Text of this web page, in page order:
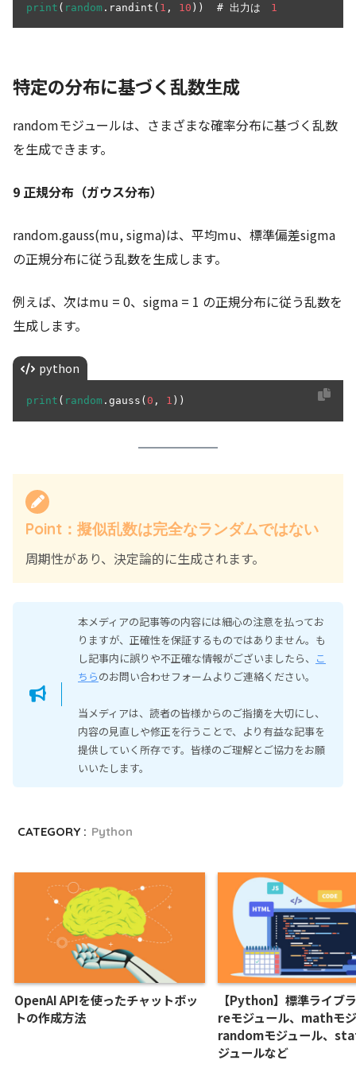
print ( random .randint( 1 , 10 ))  # 出力は 1
特定の分布に基づく乱数生成
randomモジュールは、さまざまな確率分布に基づく乱数
を生成できます。
9 正規分布（ガウス分布）
random.gauss(mu, sigma)は、平均mu、標準偏差sigma
の正規分布に従う乱数を生成します。
例えば、次はmu = 0、sigma = 1 の正規分布に従う乱数を
生成します。
python
print ( random .gauss( 0 , 1 ))
Point： 擬似乱数は完全なランダムではない
周期性があり、決定論的に生成されます。
本メディアの記事等の内容には細心の注意を払ってお
りますが、正確性を保証するものではありません。も
し記事内に誤りや不正確な情報がございましたら、 こ
ちらのお問い合わせフォームよりご連絡ください。
当メディアは、読者の皆様からのご指摘を大切にし、
内容の見直しや修正を行うことで、より有益な記事を
提供していく所存です。皆様のご理解とご協力をお願
いいたします。
CATEGORY : Python
OpenAI APIを使ったチャットボッ
トの作成方法
【Python】標準ライ
reモジュール、mathモ
randomモジュール、
ジュールなど